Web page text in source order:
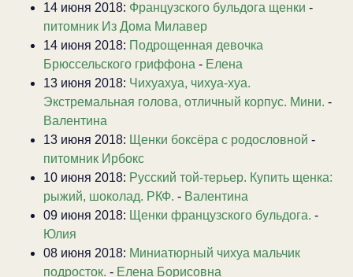
14 июня 2018: Французского бульдога щенки -
питомник Из Дома Милавер
14 июня 2018: Подрощенная девочка
Брюссельского гриффона - Елена
13 июня 2018: Чихуахуа, чихуа-хуа.
Экстремальная голова, отличный корпус. Мини. -
Валентина
13 июня 2018: Щенки боксёра с родословной -
питомник Ирбокс
10 июня 2018: Русский той-терьер. Купить щенка:
рыжий, шоколад. РКФ. - Валентина
09 июня 2018: Щенки французского бульдога. -
Юлия
08 июня 2018: Миниатюрный чихуа мальчик
подросток. - Елена Борисовна